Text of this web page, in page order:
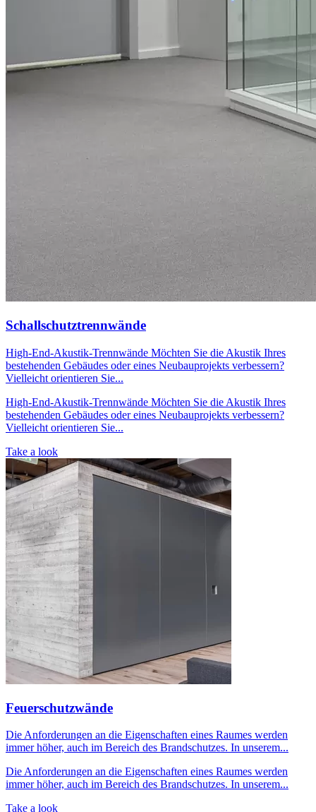
Schallschutztrennwände
High-End-Akustik-Trennwände Möchten Sie die Akustik Ihres
bestehenden Gebäudes oder eines Neubauprojekts verbessern?
Vielleicht orientieren Sie...
High-End-Akustik-Trennwände Möchten Sie die Akustik Ihres
bestehenden Gebäudes oder eines Neubauprojekts verbessern?
Vielleicht orientieren Sie...
Take a look
Feuerschutzwände
Die Anforderungen an die Eigenschaften eines Raumes werden
immer höher, auch im Bereich des Brandschutzes. In unserem...
Die Anforderungen an die Eigenschaften eines Raumes werden
immer höher, auch im Bereich des Brandschutzes. In unserem...
Take a look